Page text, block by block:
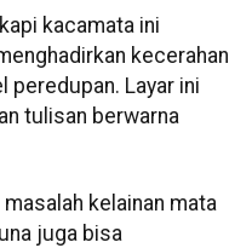
kacamata ini
kecerahan
peredupan. Layar ini
tulisan berwarna
kelainan mata
juga bisa